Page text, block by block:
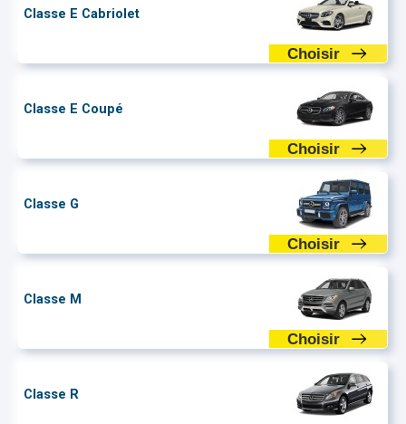
Classe E Cabriolet
Choisir
Classe E Coupé
Choisir
Classe G
Choisir
Classe M
Choisir
Classe R